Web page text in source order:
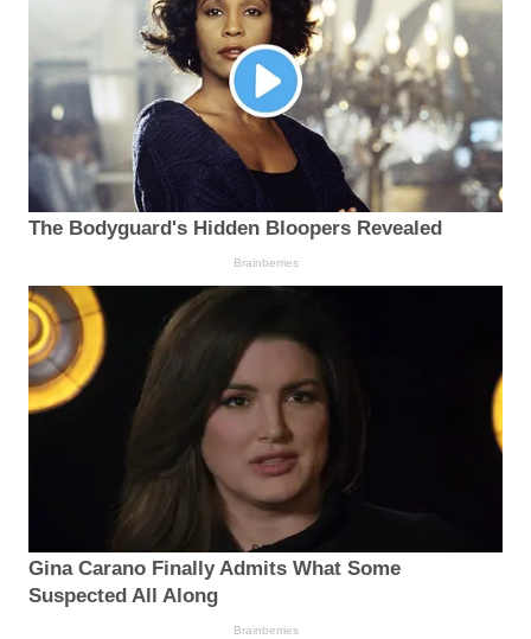
The Bodyguard's Hidden Bloopers Revealed
Brainberries
Gina Carano Finally Admits What Some
Suspected All Along
Brainberries